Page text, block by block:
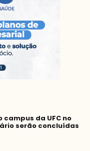
campus da UFC no
serão concluídas